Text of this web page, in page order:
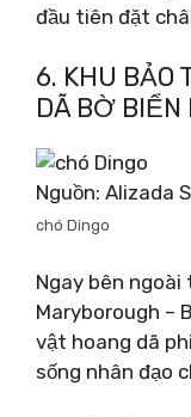
đầu tiên đặt
6. KHU BẢO
DÃ BỜ BIỂN
Nguồn: Alizada
chó Dingo
Ngay bên
Maryborough –
vật hoang dã
sống nhân đạo